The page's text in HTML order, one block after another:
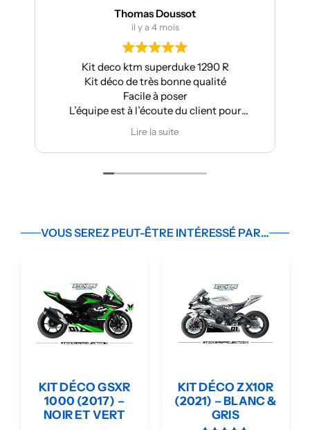
Thomas Doussot
il y a 4 mois
Kit deco ktm superduke 1290 R
Kit déco de très bonne qualité
Facile à poser
L’équipe est à l’écoute du client pour
effectuer des modifications
Lire la suite
VOUS SEREZ PEUT-ÊTRE INTÉRESSÉ PAR…
KIT DÉCO GSXR
1000 (2017) –
NOIR ET VERT
KIT DÉCO ZX10R
(2021) – BLANC &
GRIS